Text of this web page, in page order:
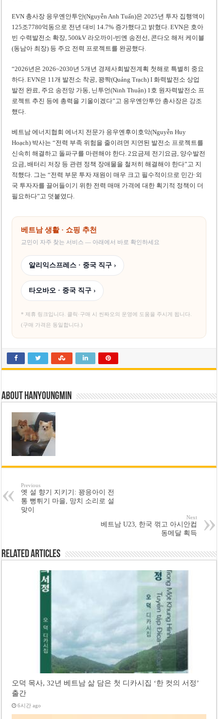
EVN 총사장 응우옌안투안(Nguyễn Anh Tuấn)은 2025년 투자 집행액이
125조7780억동으로 전년 대비 14.7% 증가했다고 밝혔다. EVN은 호아
빈 수력발전소 확장, 500kV 라오까이-빈옌 송전선, 콘다오 해저 케이블
(동남아 최장) 등 주요 전력 프로젝트를 완공했다.
“2026년은 2026~2030년 5개년 경제사회발전계획 첫해로 특별히 중요
하다. EVN은 11개 발전소 착공, 꽝짝(Quảng Trạch) I 화력발전소 상업
발전 완료, 주요 송전망 가동, 닌투언(Ninh Thuận) 1호 원자력발전소 프
로젝트 추진 등에 총력을 기울이겠다”고 응우옌안투안 총사장은 강조
했다.
베트남 에너지협회 에너지 전문가 응우옌후이호악(Nguyễn Huy
Hoạch) 박사는 “전력 부족 위험을 줄이려면 지연된 발전소 프로젝트를
신속히 해결하고 돌파구를 마련해야 한다. 2요금제 전기요금, 양수발전
요금, 배터리 저장 등 관련 정책 장애물을 철저히 해결해야 한다”고 지
적했다. 그는 “전력 부문 투자 재원이 매우 크고 필수적이므로 민간·외
국 투자자를 끌어들이기 위한 전력 매매 가격에 대한 획기적 정책이 더
필요하다”고 덧붙였다.
베트남 생활 · 쇼핑 추천
교민이 자주 찾는 서비스 — 아래에서 바로 확인하세요
알리익스프레스 · 중국 직구 ›
타오바오 · 중국 직구 ›
* 제휴 링크입니다. 클릭·구매 시 씬짜오의 운영에 도움을 주시게 됩니다.
(구매 가격은 동일합니다.)
About hanyoungmin
Previous
옛 설 향기 지키기: 꽝응아이 전
통 뻥튀기 마을, 망치 소리로 설
맞이
Next
베트남 U23, 한국 꺾고 아시안컵
동메달 획득
Related Articles
오덕 목사, 32년 베트남 삶 담은 첫 디카시집 ‘한 컷의 서정’
출간
6시간 ago